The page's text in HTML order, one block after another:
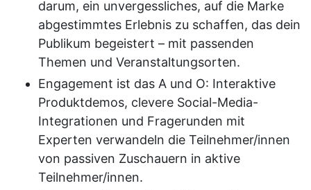
darum, ein unvergessliches, auf die Marke
abgestimmtes Erlebnis zu schaffen, das dein
Publikum begeistert – mit passenden
Themen und Veranstaltungsorten.
Engagement ist das A und O: Interaktive
Produktdemos, clevere Social-Media-
Integrationen und Fragerunden mit
Experten verwandeln die Teilnehmer/innen
von passiven Zuschauern in aktive
Teilnehmer/innen.